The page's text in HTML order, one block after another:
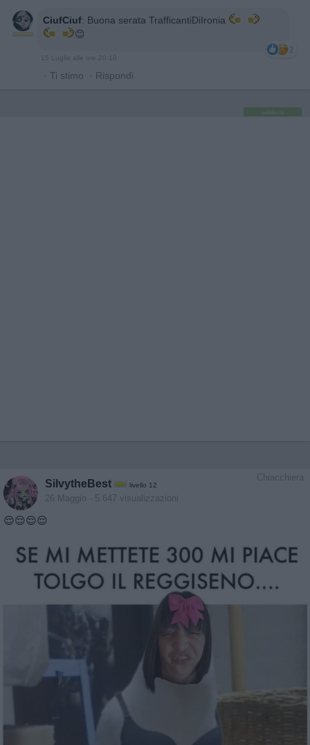
CiufCiuf: Buona serata TrafficantiDiIronia
😊
2
· Ti stimo · Rispondi
pubblicità
Chiacchiera
SilvytheBest livello 12
26 Maggio - 5.647 visualizzazioni
😌😌😌😌